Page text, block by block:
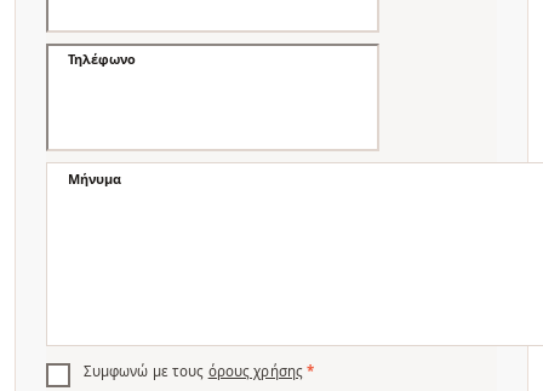
Τηλέφωνο
Μήνυμα
Συμφωνώ με τους όρους χρήσης *